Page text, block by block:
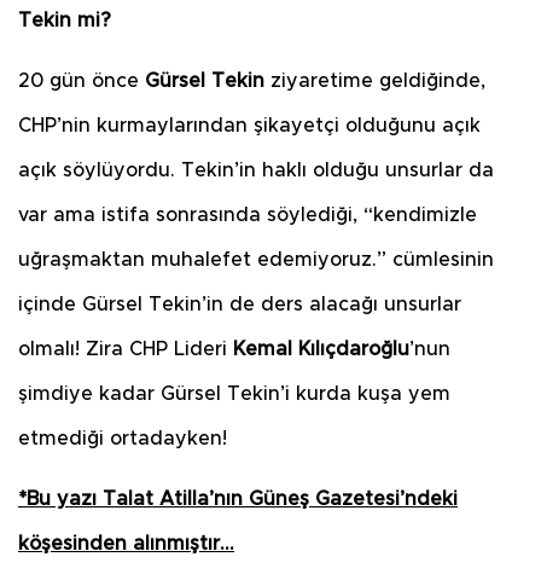
Tekin mi?
20 gün önce Gürsel Tekin ziyaretime geldiğinde,
CHP’nin kurmaylarından şikayetçi olduğunu açık
açık söylüyordu. Tekin’in haklı olduğu unsurlar da
var ama istifa sonrasında söylediği, “kendimizle
uğraşmaktan muhalefet edemiyoruz.” cümlesinin
içinde Gürsel Tekin’in de ders alacağı unsurlar
olmalı! Zira CHP Lideri Kemal Kılıçdaroğlu’nun
şimdiye kadar Gürsel Tekin’i kurda kuşa yem
etmediği ortadayken!
*Bu yazı Talat Atilla’nın Güneş Gazetesi’ndeki
köşesinden alınmıştır…